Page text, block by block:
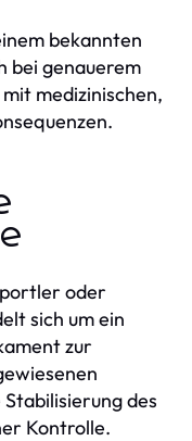
bekannten
bei genauerem
medizinischen,
oder
sich um ein
zur
des
Kontrolle.